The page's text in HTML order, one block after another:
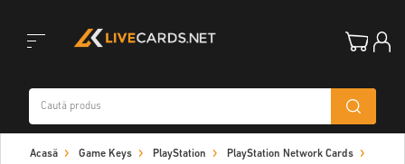
Acasă Game Keys PlayStation
PlayStation Network Cards